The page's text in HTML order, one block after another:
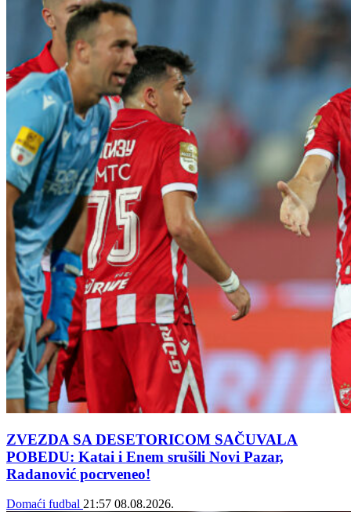
ZVEZDA SA DESETORICOM SAČUVALA
POBEDU: Katai i Enem srušili Novi Pazar,
Radanović pocrveneo!
Domaći fudbal 21:57 08.08.2026.